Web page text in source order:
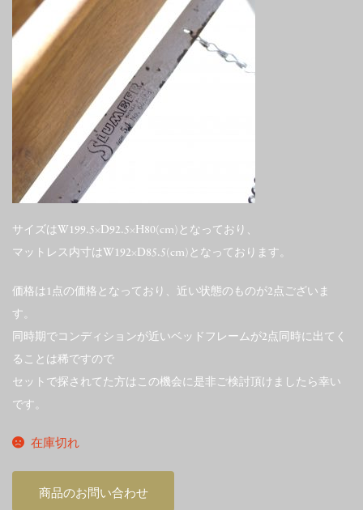
サイズはW199.5×D92.5×H80(cm)となっており、
マットレス内寸はW192×D85.5(cm)となっております。
価格は1点の価格となっており、近い状態のものが2点ございま
す。
同時期でコンディションが近いベッドフレームが2点同時に出てく
ることは稀ですので
セットで探されてた方はこの機会に是非ご検討頂けましたら幸い
です。
在庫切れ
商品のお問い合わせ